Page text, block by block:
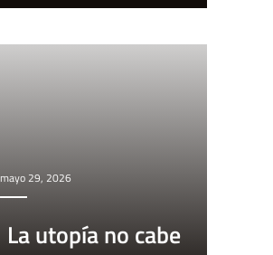
mayo 29, 2026
La utopía no cabe